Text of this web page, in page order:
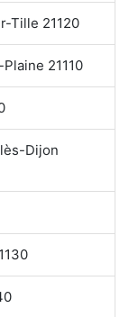
Tille 21120
21110
Dijon